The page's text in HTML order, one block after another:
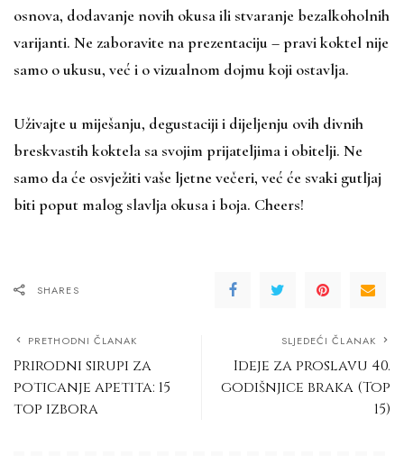
osnova, dodavanje novih okusa ili stvaranje bezalkoholnih
varijanti. Ne zaboravite na prezentaciju – pravi koktel nije
samo o ukusu, već i o vizualnom dojmu koji ostavlja.
Uživajte u miješanju, degustaciji i dijeljenju ovih divnih
breskvastih koktela sa svojim prijateljima i obitelji. Ne
samo da će osvježiti vaše ljetne večeri, već će svaki gutljaj
biti poput malog slavlja okusa i boja. Cheers!
SHARES
PRETHODNI ČLANAK
Prirodni sirupi za
poticanje apetita: 15
top izbora
SLJEDEĆI ČLANAK
Ideje za proslavu 40.
godišnjice braka (Top
15)